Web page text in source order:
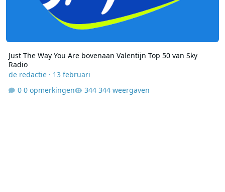
Just The Way You Are bovenaan Valentijn Top 50 van Sky
Radio
de redactie· 13 februari
0 opmerkingen
344 weergaven